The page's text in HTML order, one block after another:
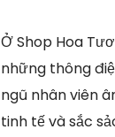
Ở Shop Hoa
những thông
ngũ nhân viên
tinh tế và sắc